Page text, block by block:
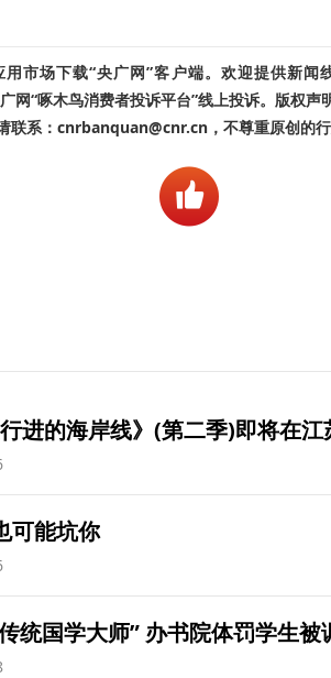
市场下载“央广网”客户端。欢迎提供新闻
网“啄木鸟消费者投诉平台”线上投诉。版权声
联系：cnrbanquan@cnr.cn，不尊重原创的行
进的海岸线》(第二季)即将在江
可能坑你
统国学大师” 办书院体罚学生被